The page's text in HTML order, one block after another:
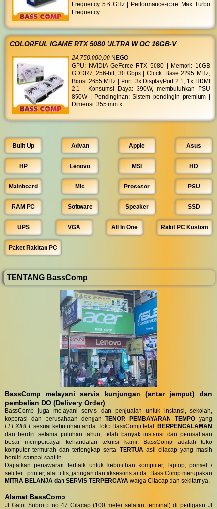
Frequency 5.6 GHz | Performance-core Max Turbo
Frequency
COLORFUL IGAME RTX 5080 ULTRA W OC 16GB-V
24.750.000,00 NEGO
GPU: NVIDIA GeForce RTX 5080 | Memori: 16GB
GDDR7, 256-bit, 30 Gbps | Clock: Base 2295 MHz,
Boost 2655 MHz | Port: 3x DisplayPort 2.1, 1x HDMI
2.1 | Konsumsi Daya: 390W, membutuhkan PSU
850W | Pendinginan: Sistem pendingin premium |
Dimensi: 355 mm x
Built Up Advan Apple Asus
HP Lenovo MSI HD
Mainboard Mic Prosesor PSU
RAM PC Software Speaker SSD
UPS VGA All In One Rakit PC Kustom
Paket Rakitan PC
TENTANG BassComp
BassComp melayani servis kunjungan (antar jemput) dan
pembelian DO (Delivery Order)
BassComp juga melayani servis dan penjualan untuk instansi, sekolah,
koperasi dan perusahaan denganTENOR PEMBAYARAN TEMPO yang
FLEXIBEL sesuai kebutuhan anda. Toko BassComp telah BERPENGALAMAN
dan berdiri selama puluhan tahun, telah banyak instansi dan perusahaan
besar mempercayai kehandalan teknisi kami. BassComp adalah toko
komputer termurah dan terlengkap serta TERTUAasli cilacap yang masih
berdiri sampai saat ini.
Dapatkan penawaran terbaik untuk kebutuhan komputer, laptop, ponsel /
seluler , printer, alat tulis, jaringan dan aksesoris anda. Bass Comp merupakan
MITRA BELANJA dan SERVIS TERPERCAYA warga Cilacap dan sekitarnya.
Alamat BassComp
Jl Gatot Subroto no 47 Cilacap (100 meter selatan terminal) di pertigaan Jl